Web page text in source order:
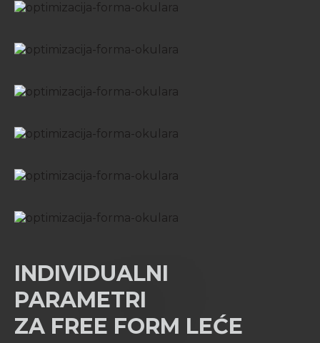
INDIVIDUALNI
PARAMETRI
ZA FREE FORM LEĆE